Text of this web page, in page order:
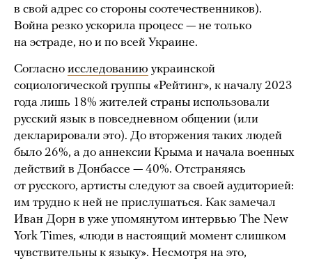
в свой адрес со стороны соотечественников).
Война резко ускорила процесс — не только
на эстраде, но и по всей Украине.
Согласно исследованию украинской
социологической группы «Рейтинг», к началу 2023
года лишь 18% жителей страны использовали
русский язык в повседневном общении (или
декларировали это). До вторжения таких людей
было 26%, а до аннексии Крыма и начала военных
действий в Донбассе — 40%. Отстраняясь
от русского, артисты следуют за своей аудиторией:
им трудно к ней не прислушаться. Как замечал
Иван Дорн в уже упомянутом интервью The New
York Times, «люди в настоящий момент слишком
чувствительны к языку». Несмотря на это,